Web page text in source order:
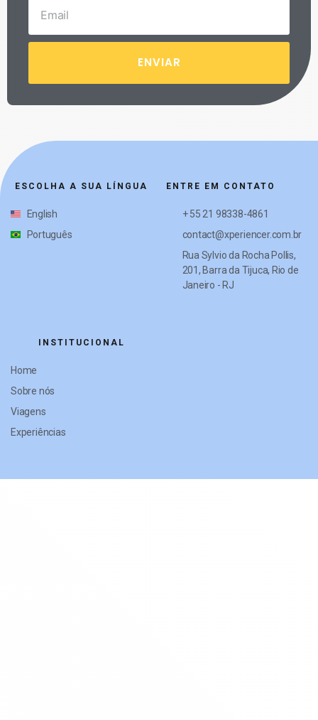
ENVIAR
ESCOLHA A SUA LÍNGUA
English
Português
ENTRE EM CONTATO
+ 55 21 98338-4861
contact@xperiencer.com.br
Rua Sylvio da Rocha Pollis,
201, Barra da Tijuca, Rio de
Janeiro - RJ
INSTITUCIONAL
Home
Sobre nós
Viagens
Experiências